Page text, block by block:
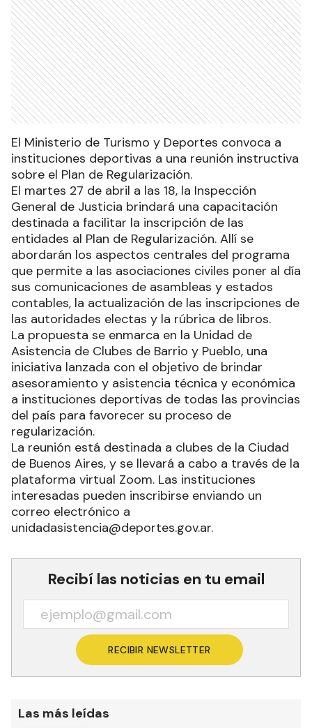
El Ministerio de Turismo y Deportes convoca a
instituciones deportivas a una reunión instructiva
sobre el Plan de Regularización.
El martes 27 de abril a las 18, la Inspección
General de Justicia brindará una capacitación
destinada a facilitar la inscripción de las
entidades al Plan de Regularización. Allí se
abordarán los aspectos centrales del programa
que permite a las asociaciones civiles poner al día
sus comunicaciones de asambleas y estados
contables, la actualización de las inscripciones de
las autoridades electas y la rúbrica de libros.
La propuesta se enmarca en la Unidad de
Asistencia de Clubes de Barrio y Pueblo, una
iniciativa lanzada con el objetivo de brindar
asesoramiento y asistencia técnica y económica
a instituciones deportivas de todas las provincias
del país para favorecer su proceso de
regularización.
La reunión está destinada a clubes de la Ciudad
de Buenos Aires, y se llevará a cabo a través de la
plataforma virtual Zoom. Las instituciones
interesadas pueden inscribirse enviando un
correo electrónico a
unidadasistencia@deportes.gov.ar.
Recibí las noticias en tu email
RECIBIR NEWSLETTER
Las más leídas